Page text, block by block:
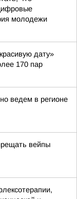
молодежи
дату»
170 пар
ведем в регионе
вейпы